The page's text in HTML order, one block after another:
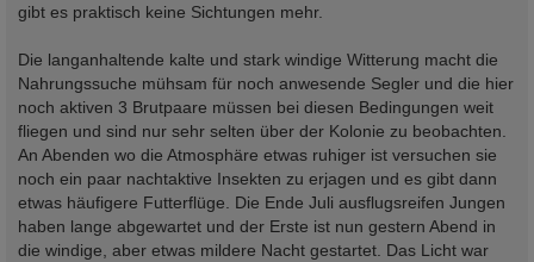
gibt es praktisch keine Sichtungen mehr.
Die langanhaltende kalte und stark windige Witterung macht die
Nahrungssuche mühsam für noch anwesende Segler und die hier
noch aktiven 3 Brutpaare müssen bei diesen Bedingungen weit
fliegen und sind nur sehr selten über der Kolonie zu beobachten.
An Abenden wo die Atmosphäre etwas ruhiger ist versuchen sie
noch ein paar nachtaktive Insekten zu erjagen und es gibt dann
etwas häufigere Futterflüge. Die Ende Juli ausflugsreifen Jungen
haben lange abgewartet und der Erste ist nun gestern Abend in
die windige, aber etwas mildere Nacht gestartet. Das Licht war